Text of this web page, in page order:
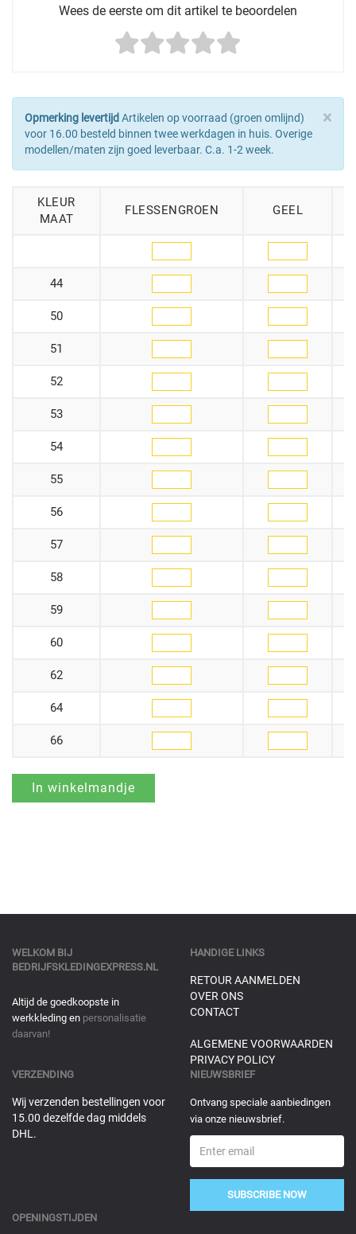
Wees de eerste om dit artikel te beoordelen
×
Opmerking levertijd Artikelen op voorraad (groen omlijnd)
voor 16.00 besteld binnen twee werkdagen in huis. Overige
modellen/maten zijn goed leverbaar. C.a. 1-2 week.
KLEUR
MAAT
FLESSENGROEN GEEL
44
50
51
52
53
54
55
56
57
58
59
60
62
64
66
WELKOM BIJ
BEDRIJFSKLEDINGEXPRESS.NL
Altijd de goedkoopste in
werkkleding en personalisatie
daarvan!
HANDIGE LINKS
RETOUR AANMELDEN
OVER ONS
CONTACT
ALGEMENE VOORWAARDEN
PRIVACY POLICY
VERZENDING
Wij verzenden bestellingen voor
15.00 dezelfde dag middels
DHL.
NIEUWSBRIEF
Ontvang speciale aanbiedingen
via onze nieuwsbrief.
SUBSCRIBE NOW
OPENINGSTIJDEN